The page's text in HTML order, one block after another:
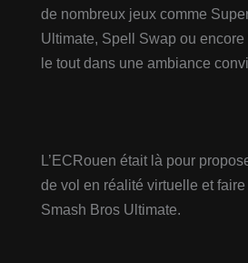
de nombreux jeux comme
Ultimate, Spell Swap ou
le tout dans une ambiance
L’ECRouen était là pour
de vol en réalité virtuelle et
Smash Bros Ultimate.